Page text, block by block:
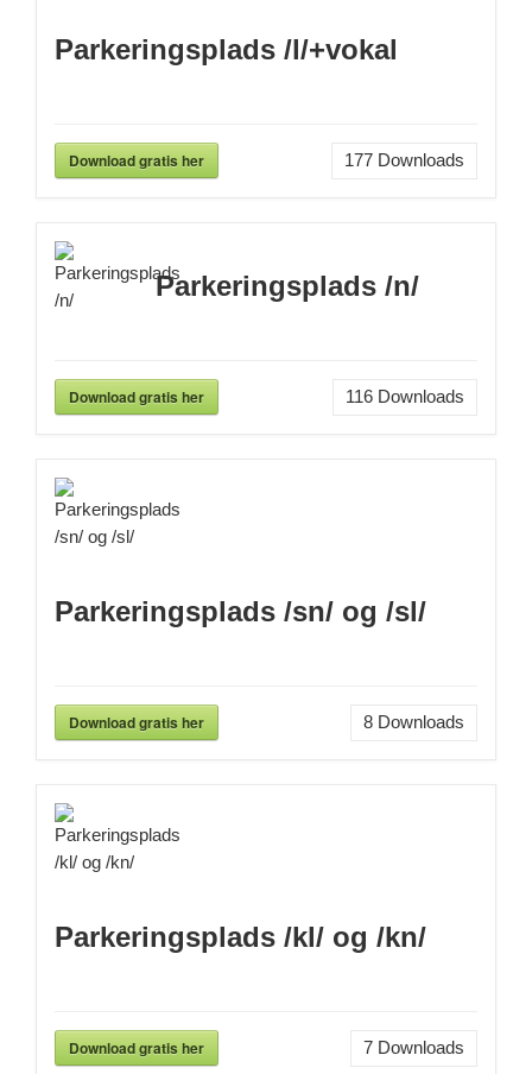
Parkeringsplads /l/+vokal
Download gratis her 177Downloads
Parkeringsplads /n/
Download gratis her 116Downloads
Parkeringsplads /sn/ og /sl/
Download gratis her 8Downloads
Parkeringsplads /kl/ og /kn/
Download gratis her 7Downloads